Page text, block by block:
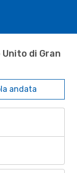
di Gran
andata